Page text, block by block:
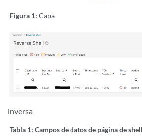
Figura 1: Capa
inversa
Tabla 1: Campos de datos de página de